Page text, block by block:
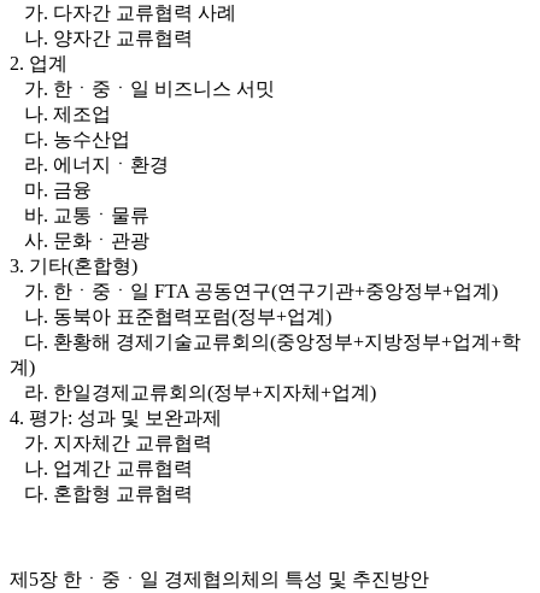
가. 다자간 교류협력 사례
나. 양자간 교류협력
2. 업계
가. 한ㆍ중ㆍ일 비즈니스 서밋
나. 제조업
다. 농수산업
라. 에너지ㆍ환경
마. 금융
바. 교통ㆍ물류
사. 문화ㆍ관광
3. 기타(혼합형)
가. 한ㆍ중ㆍ일 FTA 공동연구(연구기관+중앙정부+업계)
나. 동북아 표준협력포럼(정부+업계)
다. 환황해 경제기술교류회의(중앙정부+지방정부+업계+학
계)
라. 한일경제교류회의(정부+지자체+업계)
4. 평가: 성과 및 보완과제
가. 지자체간 교류협력
나. 업계간 교류협력
다. 혼합형 교류협력
제5장 한ㆍ중ㆍ일 경제협의체의 특성 및 추진방안